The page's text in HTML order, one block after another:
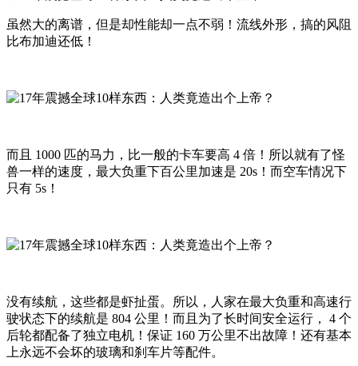
虽然大的离谱，但是却性能却一点不弱！流线外形，搞的风阻
比布加迪还低！
而且 1000 匹的马力，比一般的卡车要高 4 倍！所以就有了怪
兽一样的速度，最大负重下百公里加速是 20s！而空车情况下
只有 5s！
没有续航，这些都是虾扯蛋。所以，人家在最大负重和高速行
驶状态下的续航是 804 公里！而且为了长时间安全运行， 4 个
后轮都配备了独立电机！保证 160 万公里不出故障！还有基本
上永远不会坏的玻璃和刹车片等配件。